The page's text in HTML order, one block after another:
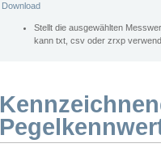
Download
Stellt die ausgewählten
kann txt, csv oder zrxp